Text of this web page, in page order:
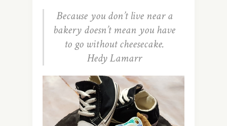
Because you don’t live near a
bakery doesn’t mean you have
to go without cheesecake.
Hedy Lamarr